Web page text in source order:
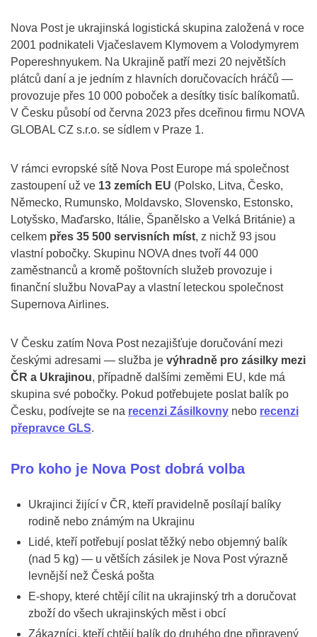
Nova Post je ukrajinská logistická skupina založená v roce
2001 podnikateli Vjačeslavem Klymovem a Volodymyrem
Popereshnyukem. Na Ukrajině patří mezi 20 největších
plátců daní a je jedním z hlavních doručovacích hráčů —
provozuje přes 10 000 poboček a desítky tisíc balíkomatů.
V Česku působí od června 2023 přes dceřinou firmu NOVA
GLOBAL CZ s.r.o. se sídlem v Praze 1.
V rámci evropské sítě Nova Post Europe má společnost
zastoupení už ve 13 zemích EU (Polsko, Litva, Česko,
Německo, Rumunsko, Moldavsko, Slovensko, Estonsko,
Lotyšsko, Maďarsko, Itálie, Španělsko a Velká Británie) a
celkem přes 35 500 servisních míst, z nichž 93 jsou
vlastní pobočky. Skupinu NOVA dnes tvoří 44 000
zaměstnanců a kromě poštovních služeb provozuje i
finanční službu NovaPay a vlastní leteckou společnost
Supernova Airlines.
V Česku zatím Nova Post nezajišťuje doručování mezi
českými adresami — služba je výhradně pro zásilky mezi
ČR a Ukrajinou, případně dalšími zeměmi EU, kde má
skupina své pobočky. Pokud potřebujete poslat balík po
Česku, podívejte se na recenzi Zásilkovny nebo recenzi
přepravce GLS.
Pro koho je Nova Post dobrá volba
Ukrajinci žijící v ČR, kteří pravidelně posílají balíky
rodině nebo známým na Ukrajinu
Lidé, kteří potřebují poslat těžký nebo objemný balík
(nad 5 kg) — u větších zásilek je Nova Post výrazně
levnější než Česká pošta
E-shopy, které chtějí cílit na ukrajinský trh a doručovat
zboží do všech ukrajinských měst i obcí
Zákazníci, kteří chtějí balík do druhého dne připravený